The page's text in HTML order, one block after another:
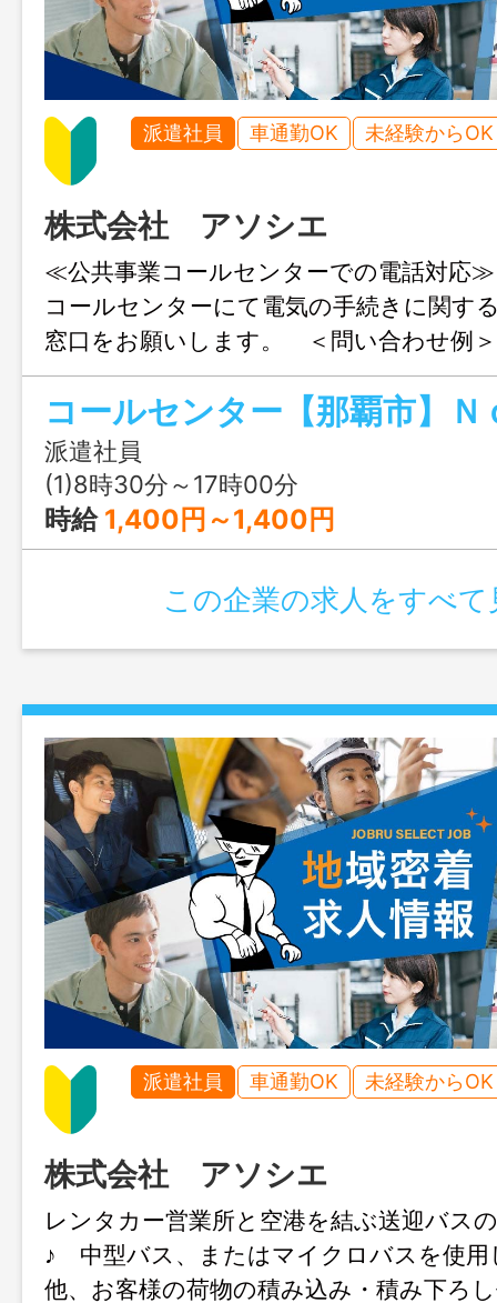
派遣社員 車通勤OK 未経験からOK
株式会社 アソシエ
≪公共事業コールセンターでの電話対応
コールセンターにて電気の手続きに関す
窓口をお願いします。 ＜問い合わせ例
電気を止めたい」「○月○日から電気を使
払い方法の変更がしたい」などといった
をいただきます。研修充実＆マニュアル
初めての方も安心ですお話が終わったら
パソコンに入力して完了です。 （変更
派遣社員
(1)8時30分～17時00分
時給 1,400円～1,400円
この企業の求人をすべて
派遣社員 車通勤OK 未経験からOK
株式会社 アソシエ
レンタカー営業所と空港を結ぶ送迎バス
♪ 中型バス、またはマイクロバスを使用
他、お客様の荷物の積み込み・積み下ろ